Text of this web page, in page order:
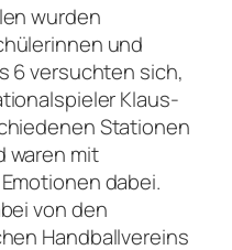
wurden
und
6 versuchten sich,
Klaus-
Stationen
waren mit
dabei.
von den
Handballvereins